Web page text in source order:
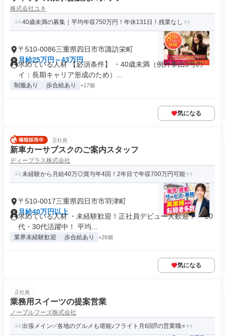
株式会社ユキ
40歳未満の募集｜平均年収750万円！年休131日！残業なし
〒510-0086三重県四日市市諏訪栄町
月給25万円～43万円
求めている人材 【必須条件】 ・40歳未満（例外事由3号の
イ：長期キャリア形成のため）...
制服あり 歩合給あり +17個
気になる
正社員
新車カーサブスクのご案内スタッフ
ディープラス株式会社
未経験から月給40万◎賞与年4回！2年目で年収700万円可能
〒510-0017三重県四日市市羽津町
月給40万円以上
求めている人材 ・未経験歓迎！正社員デビュー大歓迎！ ・20
代・30代活躍中！ 平均...
業界未経験歓迎 歩合給あり +26個
気になる
正社員
業務用スイーツの提案営業
ノーブルフーズ株式会社
出張メイン✅各地のグルメも堪能♪フライト月6回⁉の営業職⭐